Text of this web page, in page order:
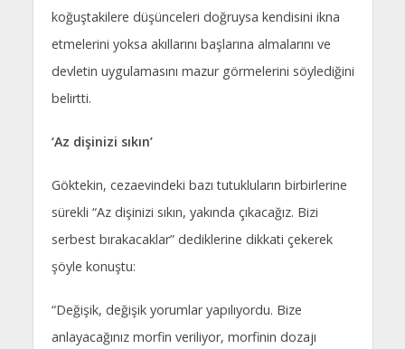
koğuştakilere düşünceleri doğruysa kendisini ikna
etmelerini yoksa akıllarını başlarına almalarını ve
devletin uygulamasını mazur görmelerini söylediğini
belirtti.
‘Az dişinizi sıkın’
Göktekin, cezaevindeki bazı tutukluların birbirlerine
sürekli “Az dişinizi sıkın, yakında çıkacağız. Bizi
serbest bırakacaklar” dediklerine dikkati çekerek
şöyle konuştu:
“Değişik, değişik yorumlar yapılıyordu. Bize
anlayacağınız morfin veriliyor, morfinin dozajı